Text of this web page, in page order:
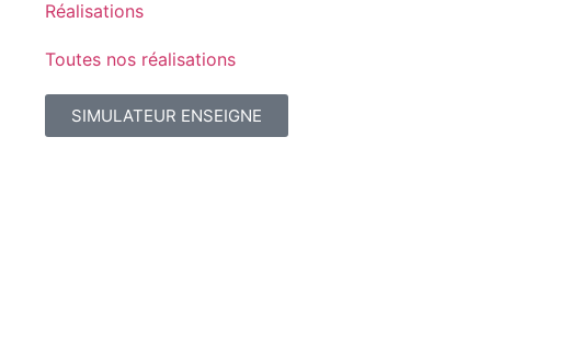
Réalisations
Toutes nos réalisations
SIMULATEUR ENSEIGNE